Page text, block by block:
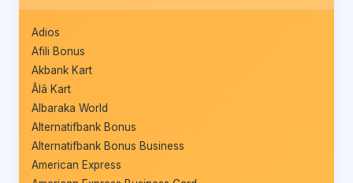
Adios
Afili Bonus
Akbank Kart
Âlâ Kart
Albaraka World
Alternatifbank Bonus
Alternatifbank Bonus Business
American Express